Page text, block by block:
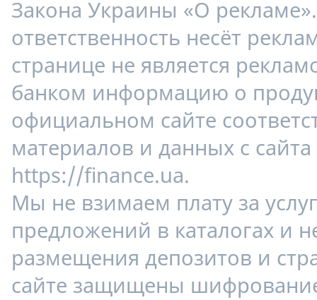
Закона Украины «О
ответственность несёт
странице не является
банком информацию о
официальном сайте
материалов и данных с
https://finance.ua.
Мы не взимаем плату за
предложений в каталогах и
размещения депозитов и
сайте защищены